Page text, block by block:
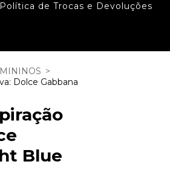
Política de Trocas e Devoluções
>
Dolce Gabbana
Blue